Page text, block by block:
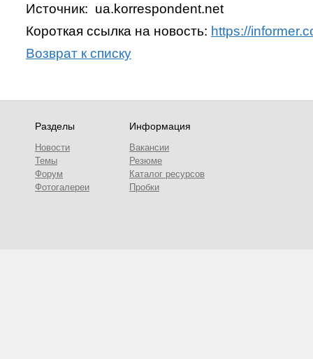
Источник: ua.korrespondent.net
Короткая ссылка на новость: https://
Возврат к списку
Разделы
Новости
Темы
Форум
Фотогалереи
Информация
Вакансии
Резюме
Каталог ресурсов
Пробки